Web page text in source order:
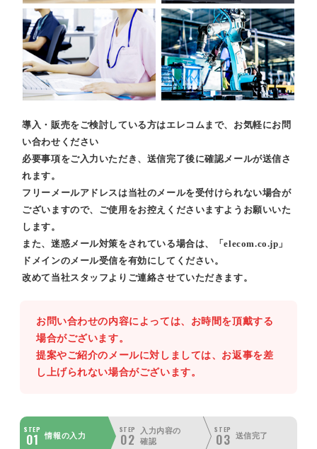
導入・販売をご検討している方はエレコムまで、お気軽にお問
い合わせください
必要事項をご入力いただき、送信完了後に確認メールが送信さ
れます。
フリーメールアドレスは当社のメールを受付けられない場合が
ございますので、ご使用をお控えくださいますようお願いいた
します。
また、迷惑メール対策をされている場合は、「elecom.co.jp」
ドメインのメール受信を有効にしてください。
改めて当社スタッフよりご連絡させていただきます。
お問い合わせの内容によっては、お時間を頂戴する
場合がございます。
提案やご紹介のメールに対しましては、お返事を差
し上げられない場合がございます。
STEP
01 情報の入力
STEP
02
入力内容の
確認
STEP
03 送信完了